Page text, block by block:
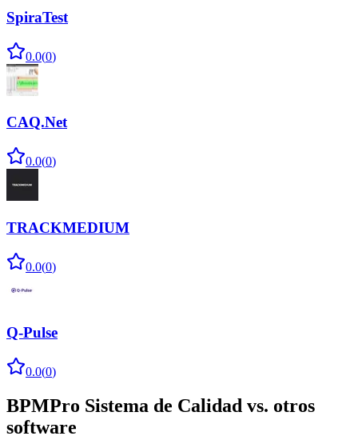
SpiraTest
0.0(0)
CAQ.Net
0.0(0)
TRACKMEDIUM
0.0(0)
Q-Pulse
0.0(0)
BPMPro Sistema de Calidad vs. otros
software